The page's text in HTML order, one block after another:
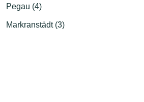
Pegau (4)
Markranstädt (3)